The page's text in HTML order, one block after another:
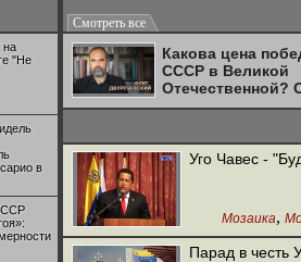
на
"Не
в
Смотреть все
Какова цена
СССР в Великой
Отечественной?
Двуреченский о
Уго Чавес -
Мозаика,
Парад в честь